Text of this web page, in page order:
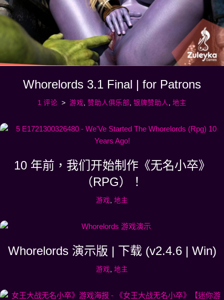
Whorelords 3.1 Final | for Patrons
1 评论 游戏, 赞助人俱乐部, 银牌赞助人, 地主
10 年前，我们开始制作《无名小卒》
（RPG）！
游戏, 地主
Whorelords 演示版 | 下载 (v2.4.6 | Win)
游戏, 地主